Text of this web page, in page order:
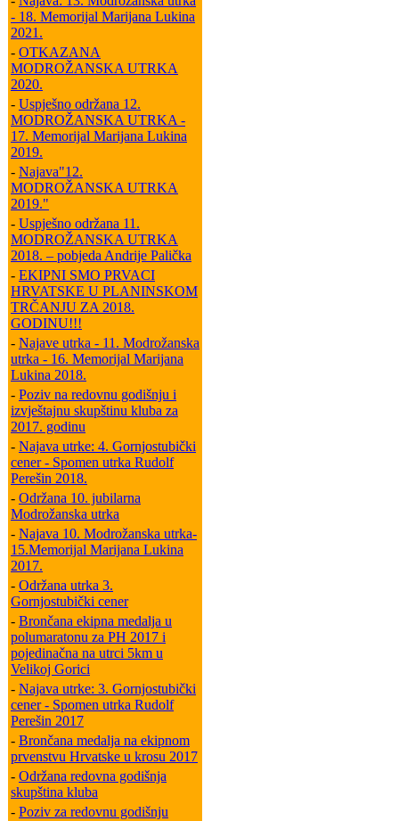
- 18. Memorijal Marijana Lukina
2021.
- OTKAZANA
MODROŽANSKA UTRKA
2020.
- Uspješno održana 12.
MODROŽANSKA UTRKA -
17. Memorijal Marijana Lukina
2019.
- Najava"12.
MODROŽANSKA UTRKA
2019."
- Uspješno održana 11.
MODROŽANSKA UTRKA
2018. – pobjeda Andrije Palička
- EKIPNI SMO PRVACI
HRVATSKE U PLANINSKOM
TRČANJU ZA 2018.
GODINU!!!
- Najave utrka - 11. Modrožanska
utrka - 16. Memorijal Marijana
Lukina 2018.
- Poziv na redovnu godišnju i
izvještajnu skupštinu kluba za
2017. godinu
- Najava utrke: 4. Gornjostubički
cener - Spomen utrka Rudolf
Perešin 2018.
- Održana 10. jubilarna
Modrožanska utrka
- Najava 10. Modrožanska utrka-
15.Memorijal Marijana Lukina
2017.
- Održana utrka 3.
Gornjostubički cener
- Brončana ekipna medalja u
polumaratonu za PH 2017 i
pojedinačna na utrci 5km u
Velikoj Gorici
- Najava utrke: 3. Gornjostubički
cener - Spomen utrka Rudolf
Perešin 2017
- Brončana medalja na ekipnom
prvenstvu Hrvatske u krosu 2017
- Održana redovna godišnja
skupština kluba
- Poziv za redovnu godišnju